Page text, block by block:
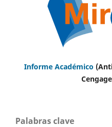
Informe Académico
Palabras clave